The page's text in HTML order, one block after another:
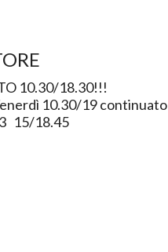
10.30/18.30!!!
10.30/19 continuato
15/18.45